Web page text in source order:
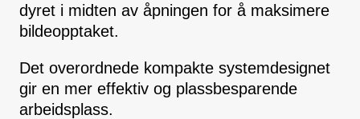
dyret i midten av åpningen for å maksimere
bildeopptaket.
Det overordnede kompakte systemdesignet
gir en mer effektiv og plassbesparende
arbeidsplass.